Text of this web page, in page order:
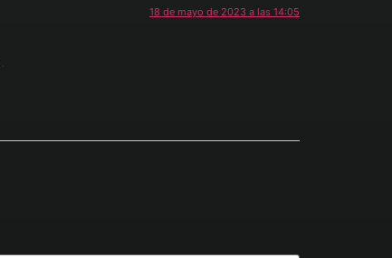
18 de mayo de 2023 a las 14:05